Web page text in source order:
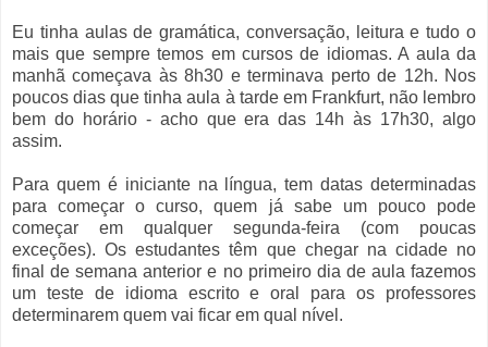
Eu tinha aulas de gramática, conversação, leitura e tudo o
mais que sempre temos em cursos de idiomas. A aula da
manhã começava às 8h30 e terminava perto de 12h. Nos
poucos dias que tinha aula à tarde em Frankfurt, não lembro
bem do horário - acho que era das 14h às 17h30, algo
assim.
Para quem é iniciante na língua, tem datas determinadas
para começar o curso, quem já sabe um pouco pode
começar em qualquer segunda-feira (com poucas
exceções). Os estudantes têm que chegar na cidade no
final de semana anterior e no primeiro dia de aula fazemos
um teste de idioma escrito e oral para os professores
determinarem quem vai ficar em qual nível.